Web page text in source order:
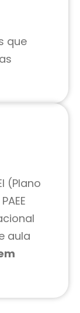
que
(Plano
aula